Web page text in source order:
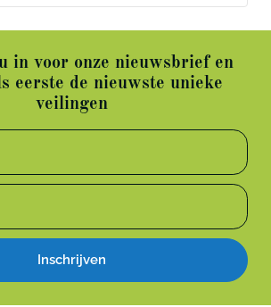
in voor onze nieuwsbrief en
eerste de nieuwste unieke
veilingen
Inschrijven